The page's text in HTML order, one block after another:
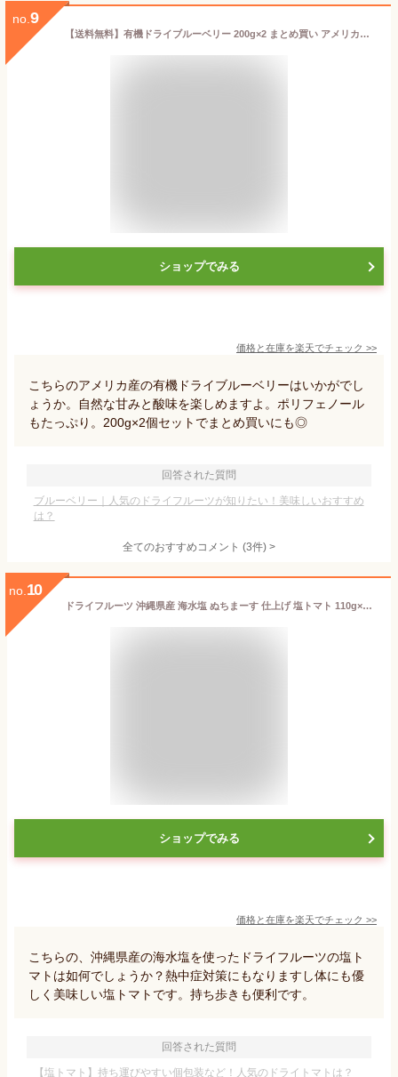
no. 9
【送料無料】有機ドライブルーベリー 200g×2 まとめ買い アメリカ産_【ゆうパケット／送料無料】 カルチベイト種 ドライフルーツ オーガニック
ショップでみる
価格と在庫を楽天でチェック >>
こちらのアメリカ産の有機ドライブルーベリーはいかがでし
ょうか。自然な甘みと酸味を楽しめますよ。ポリフェノール
もたっぷり。200g×2個セットでまとめ買いにも◎
回答された質問
ブルーベリー｜人気のドライフルーツが知りたい！美味しいおすすめ
は？
全てのおすすめコメント (3件) >
no. 10
ドライフルーツ 沖縄県産 海水塩 ぬちまーす 仕上げ 塩トマト 110g×2袋 ドライトマト
ショップでみる
価格と在庫を楽天でチェック >>
こちらの、沖縄県産の海水塩を使ったドライフルーツの塩ト
マトは如何でしょうか？熱中症対策にもなりますし体にも優
しく美味しい塩トマトです。持ち歩きも便利です。
回答された質問
【塩トマト】持ち運びやすい個包装など！人気のドライトマトは？